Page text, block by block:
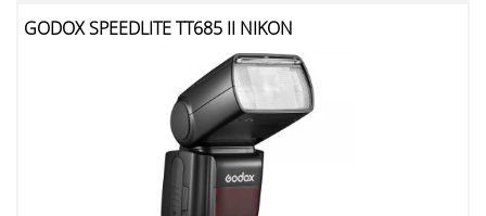
GODOX SPEEDLITE TT685 II NIKON